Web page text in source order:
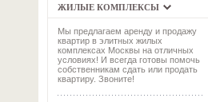
ЖИЛЫЕ КОМПЛЕКСЫ
Мы предлагаем аренду и продажу
квартир в элитных жилых
комплексах Москвы на отличных
условиях! И всегда готовы помочь
собственникам сдать или продать
квартиру. Звоните!